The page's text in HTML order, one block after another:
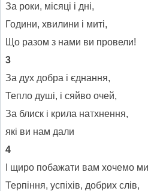
За роки, місяці і дні,
Години, хвилини і миті,
Що разом з нами ви провели!
3
За дух добра і єднання,
Тепло душі, і сяйво очей,
За блиск і крила натхнення,
які ви нам дали
4
І щиро побажати вам хочемо ми
Терпіння, успіхів, добрих слів,